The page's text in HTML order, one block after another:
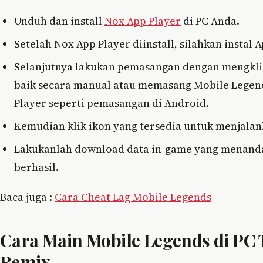
Unduh dan installNox App Player di PC Anda.
Setelah Nox App Player diinstall, silahkan instal
Selanjutnya lakukan pemasangan dengan
baik secara manual atau memasang Mobile
Player seperti pemasangan di Android.
Kemudian klik ikon yang tersedia untuk
Lakukanlah download data in-game yang
berhasil.
Baca juga : Cara Cheat Lag Mobile Legends
Cara Main Mobile Legends di